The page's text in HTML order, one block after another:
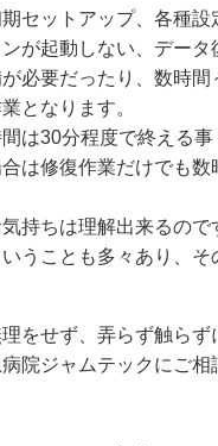
セットアップ、各種設
が起動しない、データ
必要だったり、数時間
となります。
は30分程度で終える事
は修復作業だけでも数
持ちは理解出来るので
うことも多々あり、そ
をせず、弄らず触らず
院ジャムテックにご相